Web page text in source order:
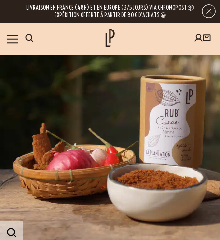
LIVRAISON EN FRANCE (48H) ET EN EUROPE (3/5 JOURS) VIA CHRONOPOST 📦
EXPÉDITION OFFERTE À PARTIR DE 80€ D’ACHATS 😀
NOS ÉPICES
À PROPOS
NOUS RENDRE VISITE
Contact
INSCRIVEZ-VOUS À LA NEWSLETTER
En laissant votre e-mail, vous obtenez l’accès à nos newsletters riches en
conseils, inspirations et informations sur nos dernières nouveautés. Bien sûr, se
désinscrire est possible à tout moment.